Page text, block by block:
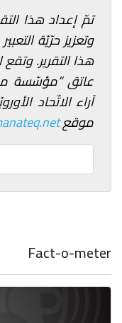
تمّ إعداد هذا
وتعزيز حرّيّة
هذا التقرير.
عاتق ”مؤسّسة
آراء الاتّحاد
موقع
Fact-o-meter